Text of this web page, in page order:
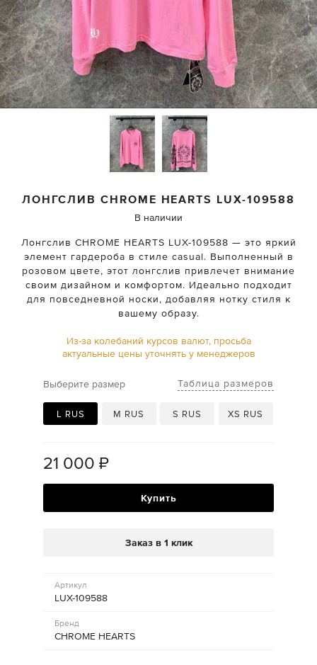
ЛОНГСЛИВCHROME HEARTS LUX-109588
В наличии
Лонгслив CHROME HEARTS LUX-109588 — это яркий
элемент гардероба в стиле casual. Выполненный в
розовом цвете, этот лонгслив привлечет внимание
своим дизайном и комфортом. Идеально подходит
для повседневной носки, добавляя нотку стиля к
вашему образу.
Из-за колебаний курсов валют, просьба
актуальные цены уточнять у менеджеров
Выберите размер Таблица размеров
L RUS M RUS S RUS XS RUS
21 000 ₽
Купить
Заказ в 1 клик
Артикул
LUX-109588
Бренд
CHROME HEARTS